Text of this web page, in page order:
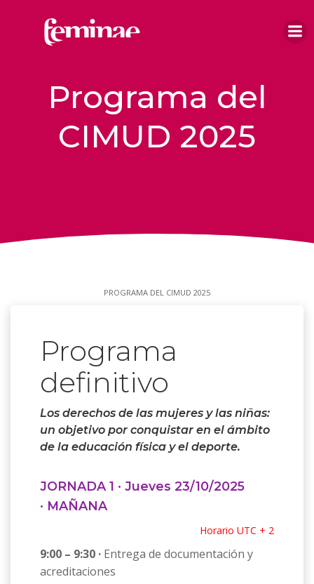
Programa del
CIMUD 2025
PROGRAMA DEL CIMUD 2025
Programa
definitivo
Los derechos de las mujeres y las niñas:
un objetivo por conquistar en el ámbito
de la educación física y el deporte.
JORNADA 1 · Jueves 23/10/2025
· MAÑANA
Horario UTC + 2
9:00 – 9:30 · Entrega de documentación y
acreditaciones